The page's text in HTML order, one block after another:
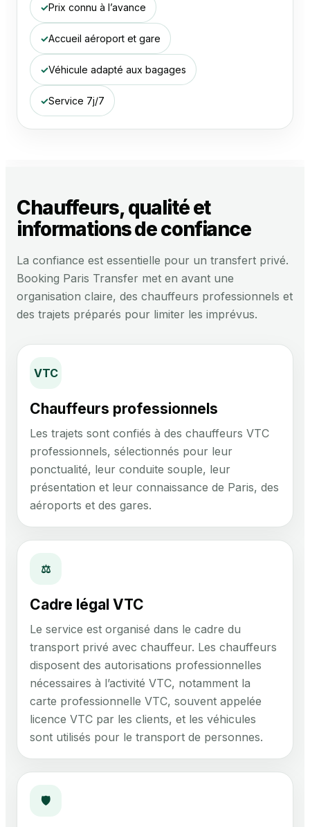
Prix connu à l’avance
Accueil aéroport et gare
Véhicule adapté aux bagages
Service 7j/7
Chauffeurs, qualité et
informations de confiance
La confiance est essentielle pour un transfert privé.
Booking Paris Transfer met en avant une
organisation claire, des chauffeurs professionnels et
des trajets préparés pour limiter les imprévus.
VTC
Chauffeurs professionnels
Les trajets sont confiés à des chauffeurs VTC
professionnels, sélectionnés pour leur
ponctualité, leur conduite souple, leur
présentation et leur connaissance de Paris, des
aéroports et des gares.
⚖
Cadre légal VTC
Le service est organisé dans le cadre du
transport privé avec chauffeur. Les chauffeurs
disposent des autorisations professionnelles
nécessaires à l’activité VTC, notamment la
carte professionnelle VTC, souvent appelée
licence VTC par les clients, et les véhicules
sont utilisés pour le transport de personnes.
🛡